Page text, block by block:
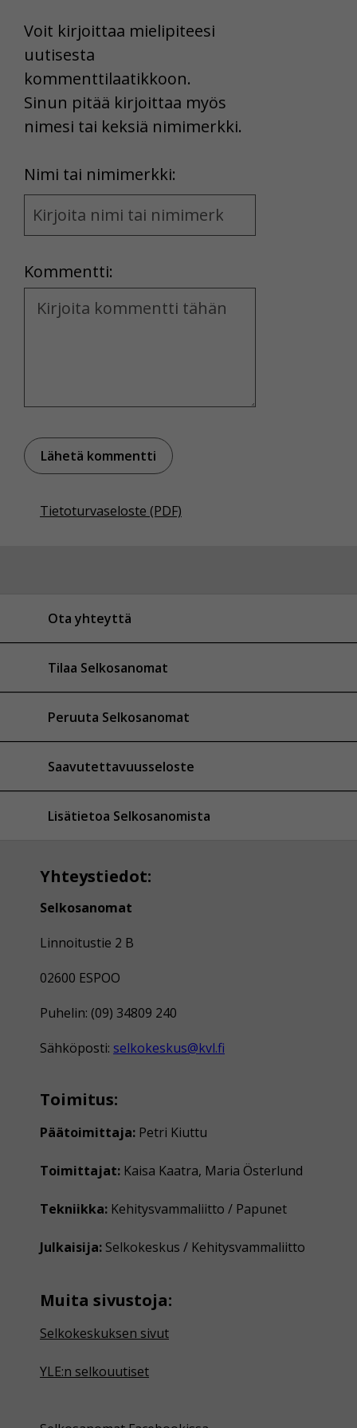
Voit kirjoittaa mielipiteesi
uutisesta
kommenttilaatikkoon.
Sinun pitää kirjoittaa myös
nimesi tai keksiä nimimerkki.
Nimi tai nimimerkki:
Name
and
Kommentti:
Kommentti
Tietoturvaseloste (PDF)
Ota yhteyttä
Tilaa Selkosanomat
Peruuta Selkosanomat
Saavutettavuusseloste
Lisätietoa Selkosanomista
Yhteystiedot:
Selkosanomat
Linnoitustie 2 B
02600 ESPOO
Puhelin: (09) 34809 240
Sähköposti: selkokeskus@kvl.fi
Toimitus:
Päätoimittaja: Petri Kiuttu
Toimittajat: Kaisa Kaatra, Maria Österlund
Tekniikka: Kehitysvammaliitto / Papunet
Julkaisija: Selkokeskus / Kehitysvammaliitto
Muita sivustoja:
Selkokeskuksen sivut
YLE:n selkouutiset